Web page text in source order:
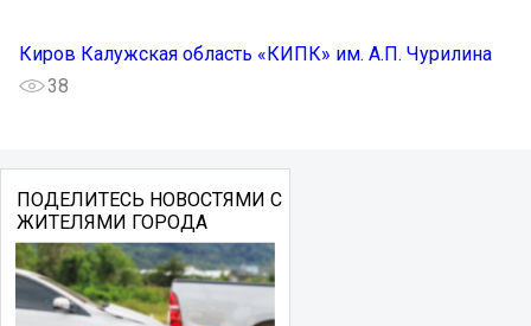
Киров Калужская область «КИПК» им. А.П. Чурилина
38
ПОДЕЛИТЕСЬ НОВОСТЯМИ С
ЖИТЕЛЯМИ ГОРОДА